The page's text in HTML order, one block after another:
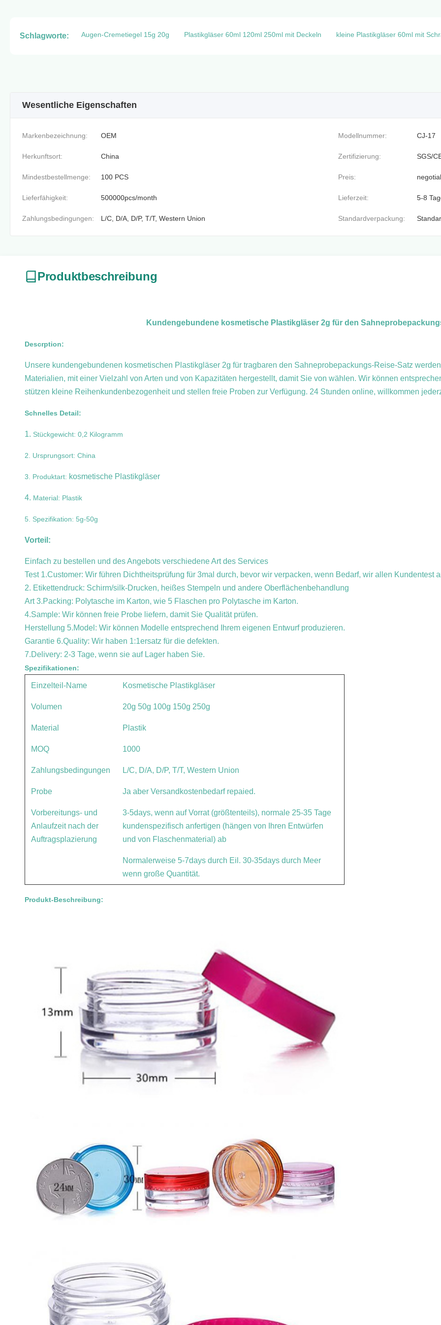
Schlagworte: Augen-Cremetiegel 15g 20g Plastikgläser 60ml 120ml 250ml mit Deckeln kleine Plastikgläser 60ml mit
Wesentliche Eigenschaften
Markenbezeichnung: OEM Modellnummer: CJ-17
Herkunftsort: China Zertifizierung: SGS/
Mindestbestellmenge: 100 PCS Preis:
Lieferfähigkeit: 500000pcs/month Lieferzeit: 5-8
Zahlungsbedingungen: L/C, D/A, D/P, T/T, Western Union Standardverpackung:
Produktbeschreibung
Kundengebundene kosmetische Plastikgläser 2g für den
Descrption:
Unsere kundengebundenen kosmetischen Plastikgläser 2g für tragbaren den Sahneprobepackungs-Reise-Satz
Materialien, mit einer Vielzahl von Arten und von Kapazitäten hergestellt, damit Sie von wählen. Wir können
stützen kleine Reihenkundenbezogenheit und stellen freie Proben zur Verfügung. 24 Stunden online, willkommen
Schnelles Detail:
1. Stückgewicht: 0,2 Kilogramm
2. Ursprungsort: China
3. Produktart: kosmetische Plastikgläser
4. Material: Plastik
5. Spezifikation: 5g-50g
Vorteil:
Einfach zu bestellen und des Angebots verschiedene Art des Services
Test 1.Customer: Wir führen Dichtheitsprüfung für 3mal durch, bevor wir verpacken, wenn Bedarf, wir allen Kundentest
2. Etikettendruck: Schirm/silk-Drucken, heißes Stempeln und andere Oberflächenbehandlung
Art 3.Packing: Polytasche im Karton, wie 5 Flaschen pro Polytasche im Karton.
4.Sample: Wir können freie Probe liefern, damit Sie Qualität prüfen.
Herstellung 5.Model: Wir können Modelle entsprechend Ihrem eigenen Entwurf produzieren.
Garantie 6.Quality: Wir haben 1:1ersatz für die defekten.
7.Delivery: 2-3 Tage, wenn sie auf Lager haben Sie.
Spezifikationen:
Einzelteil-Name Kosmetische Plastikgläser
Volumen 20g 50g 100g 150g 250g
Material Plastik
MOQ 1000
Zahlungsbedingungen L/C, D/A, D/P, T/T, Western Union
Probe Ja aber Versandkostenbedarf repaied.
Vorbereitungs- und
Anlaufzeit nach der
Auftragsplazierung
3-5days, wenn auf Vorrat (größtenteils), normale 25-35 Tage
kundenspezifisch anfertigen (hängen von Ihren Entwürfen
und von Flaschenmaterial) ab
Normalerweise 5-7days durch Eil. 30-35days durch Meer
wenn große Quantität.
Produkt-Beschreibung: